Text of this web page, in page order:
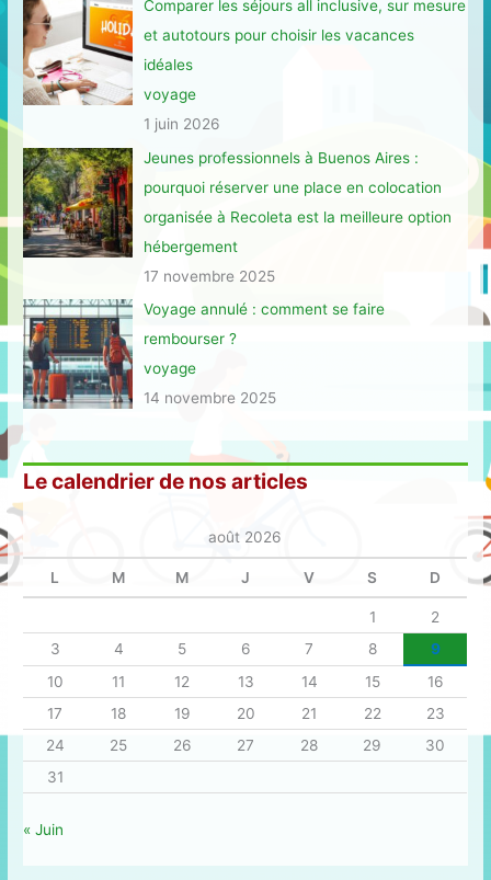
Comparer les séjours all inclusive, sur mesure
et autotours pour choisir les vacances
idéales
voyage
1 juin 2026
Jeunes professionnels à Buenos Aires :
pourquoi réserver une place en colocation
organisée à Recoleta est la meilleure option
hébergement
17 novembre 2025
Voyage annulé : comment se faire
rembourser ?
voyage
14 novembre 2025
Le calendrier de nos articles
août 2026
L M M J V S D
1
2
3
4 5 6 7 8
9
10
11 12 13 14 15
16
17
18 19 20 21 22
23
24
25 26 27 28 29
30
31
« Juin